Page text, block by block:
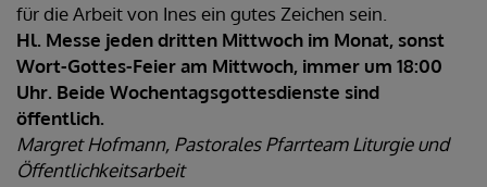
für die Arbeit von Ines ein gutes Zeichen sein.
Hl. Messe jeden dritten Mittwoch im Monat, sonst
Wort-Gottes-Feier am Mittwoch, immer um 18:00
Uhr. Beide Wochentagsgottesdienste sind
öffentlich.
Margret Hofmann, Pastorales Pfarrteam Liturgie und
Öffentlichkeitsarbeit